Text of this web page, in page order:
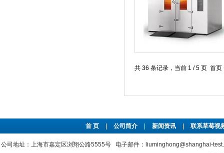
共 36 条记录，当前 1 / 5 页 首
首 页 公司简介 新闻资讯 联系草莓视
公司地址：上海市嘉定区浏翔公路5555号 电子邮件：liuminghong@shanghai-